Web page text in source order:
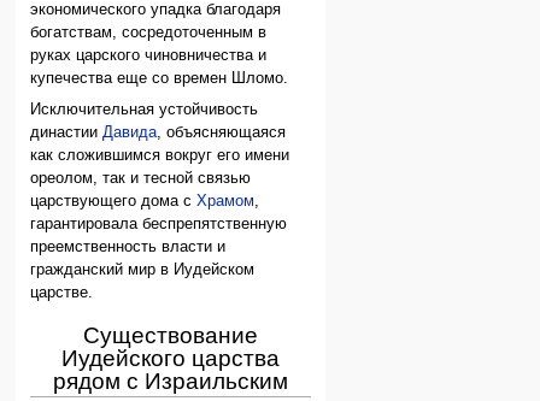
экономического упадка благодаря
богатствам, сосредоточенным в
руках царского чиновничества и
купечества еще со времен Шломо.
Исключительная устойчивость
династии Давида , объясняющаяся
как сложившимся вокруг его имени
ореолом, так и тесной связью
царствующего дома сХрамом
гарантировала беспрепятственную
преемственность власти и
гражданский мир в Иудейском
царстве.
Существование
Иудейского царства
рядом с Израильским